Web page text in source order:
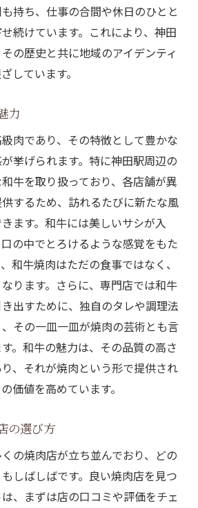
を引き出す特製タレの秘密
抜群のサイドメニュー
るドリンク選び
しむ焼肉体験
る神田駅の焼肉と特製タレの秘
独自のレシピと味わい
タレのベストマッチ
出す和牛の深いコク
みを倍増させるタレの使い方
肉店が誇る特製タレ
の絶妙なハーモニー
で見つける極上和牛焼肉の時間
アクセス良好な焼肉店
極上の時間を楽しむ秘訣
味わえない特別な焼肉体験
をより豊かにするためのアドバ
店での特別なイベント情報
楽しむ神田の夜
口どけ柔らかな和牛焼肉
な味わいとその秘密
持ち、仕事の合間や休日のひとと
続けています。これにより、神田
の歴史と共に地域のアイデンティ
しています。
力
肉であり、その特徴として豊かな
挙げられます。特に神田駅周辺の
牛を取り扱っており、各店舗が異
するため、訪れるたびに新たな風
ます。和牛には美しいサシが入
の中でとろけるような感覚をもた
和牛焼肉はただの食事ではなく、
ります。さらに、専門店では和牛
出すために、独自のタレや調理法
その一皿一皿が焼肉の芸術とも言
。和牛の魅力は、その品質の高さ
、それが焼肉という形で提供され
価値を高めています。
の選び方
の焼肉店が立ち並んでおり、どの
しばしばです。良い焼肉店を見つ
、まずは店の口コミや評価をチェ